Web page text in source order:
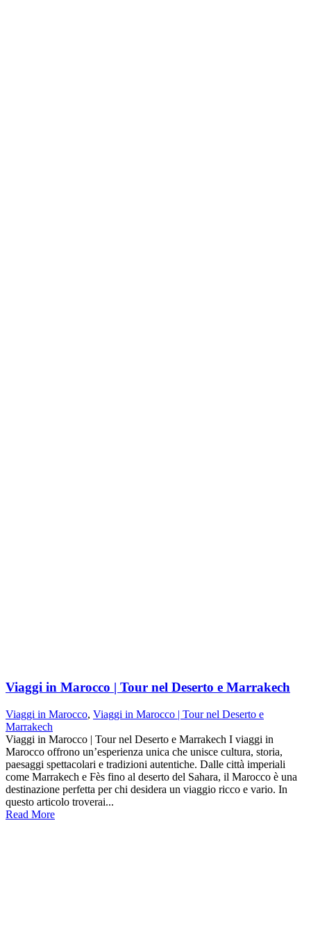
Viaggi in Marocco | Tour nel Deserto e Marrakech
Viaggi in Marocco, Viaggi in Marocco | Tour nel Deserto e
Marrakech
Viaggi in Marocco | Tour nel Deserto e Marrakech I viaggi in
Marocco offrono un’esperienza unica che unisce cultura, storia,
paesaggi spettacolari e tradizioni autentiche. Dalle città imperiali
come Marrakech e Fès fino al deserto del Sahara, il Marocco è una
destinazione perfetta per chi desidera un viaggio ricco e vario. In
questo articolo troverai...
Read More